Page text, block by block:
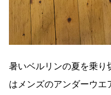
暑いベルリンの夏を乗り
はメンズのアンダーウ